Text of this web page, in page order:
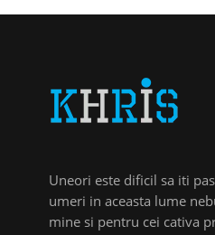
Uneori este dificil sa iti
umeri in aceasta lume
mine si pentru cei cativa